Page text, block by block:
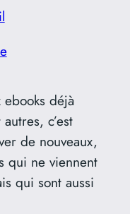
ebooks déjà
c’est
de nouveaux,
qui ne viennent
qui sont aussi